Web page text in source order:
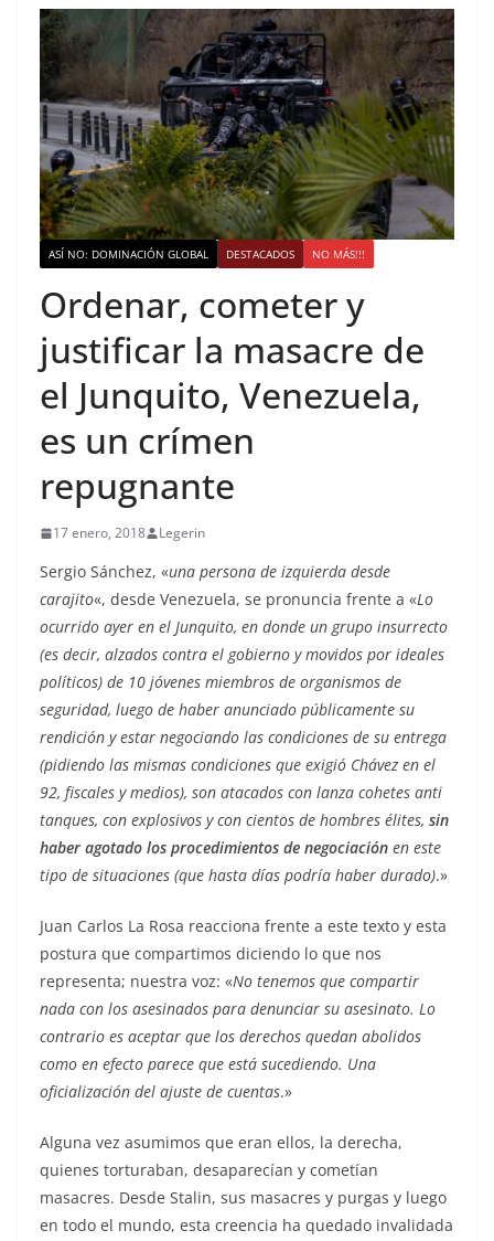
ASÍ NO: DOMINACIÓN GLOBAL DESTACADOS NO MÁS!!!
Ordenar, cometer y
justificar la masacre de
el Junquito, Venezuela,
es un crímen
repugnante
17 enero, 2018 Legerin
Sergio Sánchez, «una persona de izquierda desde
carajito«, desde Venezuela, se pronuncia frente a «Lo
ocurrido ayer en el Junquito, en donde un grupo insurrecto
(es decir, alzados contra el gobierno y movidos por ideales
políticos) de 10 jóvenes miembros de organismos de
seguridad, luego de haber anunciado públicamente su
rendición y estar negociando las condiciones de su entrega
(pidiendo las mismas condiciones que exigió Chávez en el
92, fiscales y medios), son atacados con lanza cohetes anti
tanques, con explosivos y con cientos de hombres élites, sin
haber agotado los procedimientos de negociación en este
tipo de situaciones (que hasta días podría haber durado).»
Juan Carlos La Rosa reacciona frente a este texto y esta
postura que compartimos diciendo lo que nos
representa; nuestra voz: «No tenemos que compartir
nada con los asesinados para denunciar su asesinato. Lo
contrario es aceptar que los derechos quedan abolidos
como en efecto parece que está sucediendo. Una
oficialización del ajuste de cuentas.»
Alguna vez asumimos que eran ellos, la derecha,
quienes torturaban, desaparecían y cometían
masacres. Desde Stalin, sus masacres y purgas y luego
en todo el mundo, esta creencia ha quedado invalidada